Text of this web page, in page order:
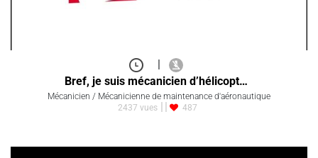
Bref, je suis mécanicien d’hélicopt…
Mécanicien / Mécanicienne de maintenance d'aéronautique
2437 vues
487